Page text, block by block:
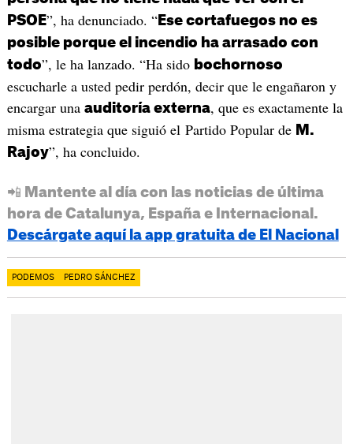
PSOE”, ha denunciado. “Ese cortafuegos no es
posible porque el incendio ha arrasado con
todo”, le ha lanzado. “Ha sido bochornoso
escucharle a usted pedir perdón, decir que le engañaron y
encargar una auditoría externa, que es exactamente la
misma estrategia que siguió el Partido Popular de M.
Rajoy”, ha concluido.
📲 Mantente al día con las noticias de última
hora de Catalunya, España e Internacional.
Descárgate aquí la app gratuita de El Nacional
PODEMOS PEDRO SÁNCHEZ